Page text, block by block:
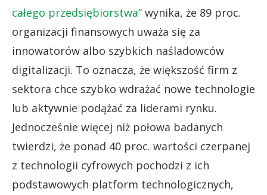
całego przedsiębiorstwa” wynika, że 89 proc.
organizacji finansowych uważa się za
innowatorów albo szybkich naśladowców
digitalizacji. To oznacza, że większość firm z
sektora chce szybko wdrażać nowe technologie
lub aktywnie podążać za liderami rynku.
Jednocześnie więcej niż połowa badanych
twierdzi, że ponad 40 proc. wartości czerpanej
z technologii cyfrowych pochodzi z ich
podstawowych platform technologicznych,